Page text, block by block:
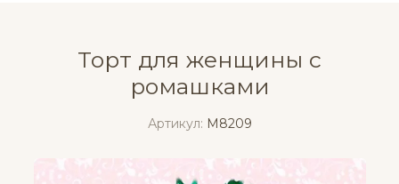
Торт для женщины с
ромашками
Артикул: M8209